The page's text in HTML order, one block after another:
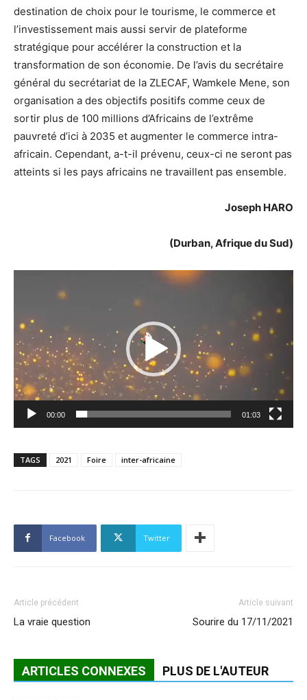
destination de choix pour le tourisme, le commerce et
l’investissement mais aussi servir de plateforme
stratégique pour accélérer la construction et la
transformation de son économie. De l’avis du secrétaire
général du secrétariat de la ZLECAF, Wamkele Mene, son
organisation a des objectifs positifs comme ceux de
sortir plus de 100 millions d’Africains de l’extrême
pauvreté d’ici à 2035 et augmenter le commerce intra-
africain. Cependant, a-t-il prévenu, ceux-ci ne seront pas
atteints si les pays africains ne travaillent pas ensemble.
Joseph HARO
(Durban, Afrique du Sud)
Lecteur
00:00 01:03
TAGS 2021 Foire inter-africaine
Facebook Twitter
Article précédent
La vraie question
Article suivant
Sourire du 17/11/2021
ARTICLES CONNEXES PLUS DE L'AUTEUR